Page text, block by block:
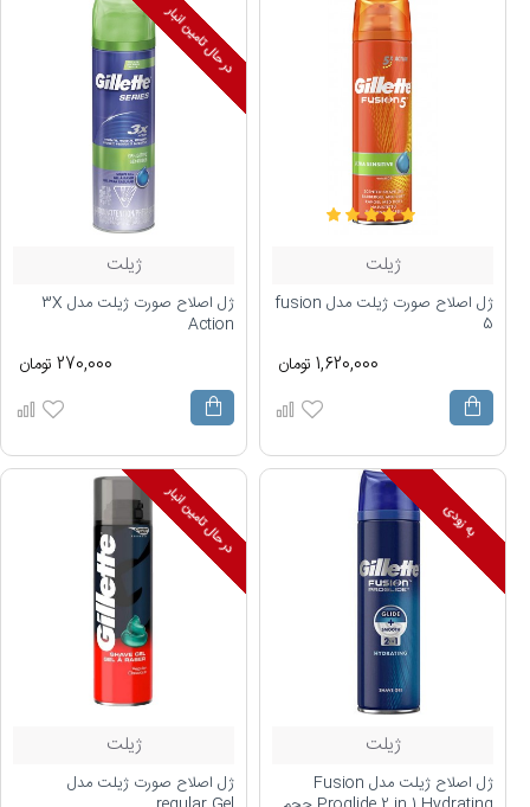
ژیلت
ژل اصلاح صورت ژیلت مدل fusion
5
1,620,000 تومان
در حال تامین انبار
ژیلت
ژل اصلاح صورت ژیلت مدل 3X
Action
270,000 تومان
به زودی
ژیلت
ژل اصلاح ژیلت مدل Fusion
در حال تامین انبار
ژیلت
ژل اصلاح صورت ژیلت مدل